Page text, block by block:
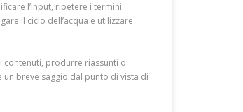
l’input, ripetere i termini
il ciclo dell’acqua e utilizzare
contenuti, produrre riassunti o
breve saggio dal punto di vista di